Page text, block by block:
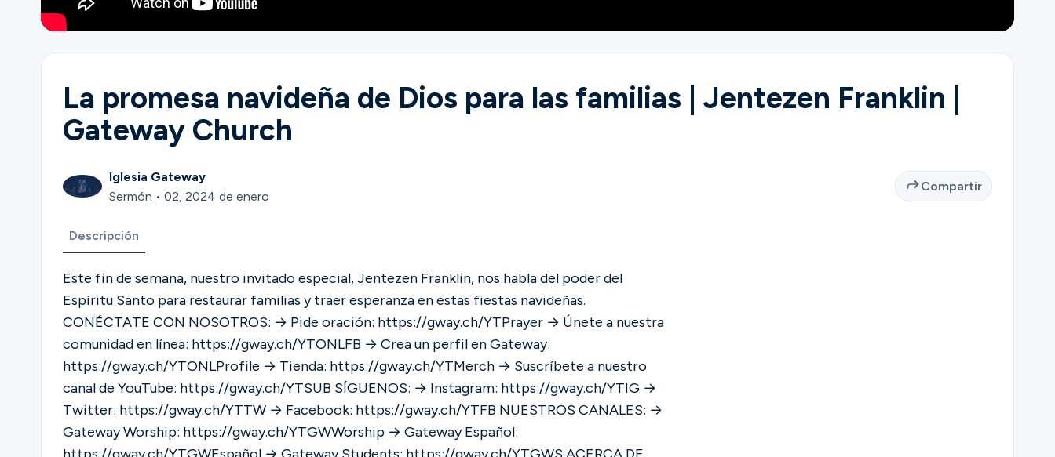
Español
La promesa navideña de Dios para las familias | Jentezen Franklin |
Gateway Church
Iglesia Gateway
Sermón • 02, 2024 de enero
Compartir
Descripción
Este fin de semana, nuestro invitado especial, Jentezen Franklin, nos habla del poder del
Espíritu Santo para restaurar familias y traer esperanza en estas fiestas navideñas.
CONÉCTATE CON NOSOTROS: → Pide oración: https://gway.ch/YTPrayer → Únete a nuestra
comunidad en línea: https://gway.ch/YTONLFB → Crea un perfil en Gateway:
https://gway.ch/YTONLProfile → Tienda: https://gway.ch/YTMerch → Suscríbete a nuestro
canal de YouTube: https://gway.ch/YTSUB SÍGUENOS: → Instagram: https://gway.ch/YTIG →
Twitter: https://gway.ch/YTTW → Facebook: https://gway.ch/YTFB NUESTROS CANALES: →
Gateway Worship: https://gway.ch/YTGWWorship → Gateway Español: